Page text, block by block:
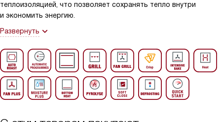
теплоизоляцией, что позволяет сохранять тепло внутри
и экономить энергию.
Развернуть